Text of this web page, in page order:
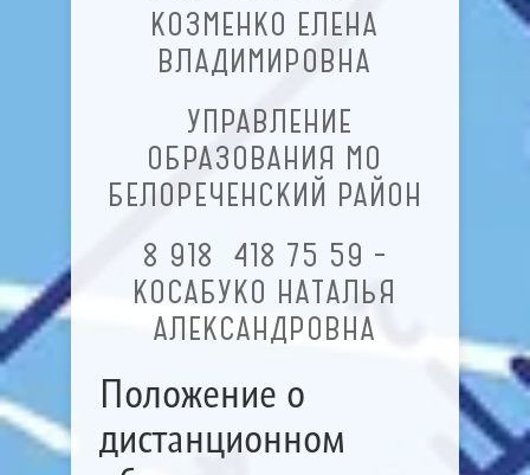
КОЗМЕНКО ЕЛЕНА
ВЛАДИМИРОВНА
УПРАВЛЕНИЕ
ОБРАЗОВАНИЯ МО
БЕЛОРЕЧЕНСКИЙ РАЙОН
8 918 418 75 59 –
КОСАБУКО НАТАЛЬЯ
АЛЕКСАНДРОВНА
Положение о
дистанционном